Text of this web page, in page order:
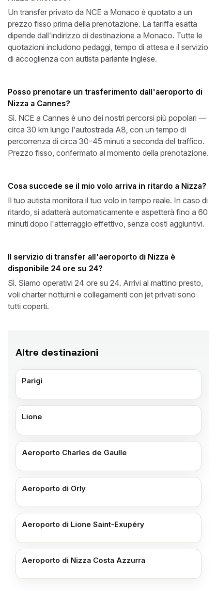
Un transfer privato da NCE a Monaco è quotato a un
prezzo fisso prima della prenotazione. La tariffa esatta
dipende dall'indirizzo di destinazione a Monaco. Tutte le
quotazioni includono pedaggi, tempo di attesa e il servizio
di accoglienza con autista parlante inglese.
Posso prenotare un trasferimento dall'aeroporto di
Nizza a Cannes?
Sì. NCE a Cannes è uno dei nostri percorsi più popolari —
circa 30 km lungo l'autostrada A8, con un tempo di
percorrenza di circa 30–45 minuti a seconda del traffico.
Prezzo fisso, confermato al momento della prenotazione.
Cosa succede se il mio volo arriva in ritardo a Nizza?
Il tuo autista monitora il tuo volo in tempo reale. In caso di
ritardo, si adatterà automaticamente e aspetterà fino a 60
minuti dopo l'atterraggio effettivo, senza costi aggiuntivi.
Il servizio di transfer all'aeroporto di Nizza è
disponibile 24 ore su 24?
Sì. Siamo operativi 24 ore su 24. Arrivi al mattino presto,
voli charter notturni e collegamenti con jet privati sono
tutti coperti.
Altre destinazioni
Parigi
Lione
Aeroporto Charles de Gaulle
Aeroporto di Orly
Aeroporto di Lione Saint-Exupéry
Aeroporto di Nizza Costa Azzurra